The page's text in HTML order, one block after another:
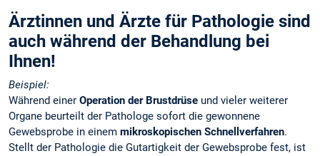
Ärztinnen und Ärzte für Pathologie sind
auch während der Behandlung bei
Ihnen!
Beispiel:
Während einer Operation der Brustdrüse und vieler weiterer
Organe beurteilt der Pathologe sofort die gewonnene
Gewebsprobe in einem mikroskopischen Schnellverfahren.
Stellt der Pathologie die Gutartigkeit der Gewebsprobe fest, ist